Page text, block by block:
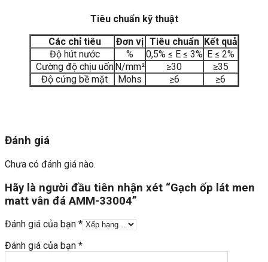
Tiêu chuẩn kỹ thuật
Các chỉ tiêu
Đơn vị Tiêu chuẩn
Kết quả
Độ hút nước
% 0,5% ≤ E ≤ 3% E ≤ 2%
Cường độ chịu uốn N/mm² ≥30
≥35
Độ cứng bề mặt
Mohs ≥6 ≥6
Đánh giá
Chưa có đánh giá nào.
Hãy là người đầu tiên nhận xét “Gạch ốp lát men
matt vân đá AMM-33004”
Đánh giá của bạn *
Đánh giá của bạn *